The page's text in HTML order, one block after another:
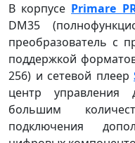
В корпусе Primare
DM35
преобразователь с
поддержкой
256) и сетевой плеер
центр управления
большим
подключения